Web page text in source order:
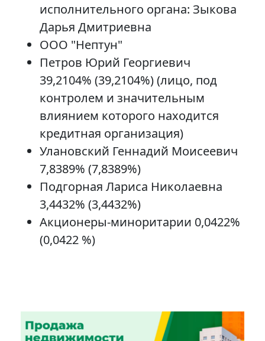
исполнительного органа: Зыкова
Дарья Дмитриевна
ООО "Нептун"
Петров Юрий Георгиевич
39,2104% (39,2104%) (лицо, под
контролем и значительным
влиянием которого находится
кредитная организация)
Улановский Геннадий Моисеевич
7,8389% (7,8389%)
Подгорная Лариса Николаевна
3,4432% (3,4432%)
Акционеры-миноритарии 0,0422%
(0,0422 %)